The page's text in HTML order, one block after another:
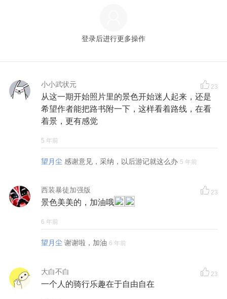
登录后进行更多操作
小小武状元 23
从这一期开始照片里的景色开始迷人起来，还是
希望作者能把路书附一下，这样看着路线，在看
着景，更有感觉
5 年前
望月尘 感谢意见，采纳，以后游记就这么办 5 年前
西装暴徒加强版 23
景色美美的，加油哦
6 年前
望月尘 谢谢啦，加油 6 年前
大白不白 23
一个人的骑行乐趣在于自由自在